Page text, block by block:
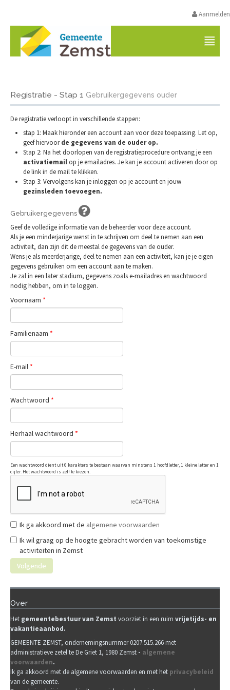
Aanmelden
Registratie - Stap 1 Gebruikergegevens ouder
De registratie verloopt in verschillende stappen:
stap 1: Maak hieronder een account aan voor deze toepassing. Let op,
geef hiervoorde gegevens van de ouder op.
Stap 2: Na het doorlopen van de registratieprocedure ontvang je een
activatiemailop je emailadres. Je kan je account activeren door op
de link in de mail te klikken.
Stap 3: Vervolgens kan je inloggen op je account en jouw
gezinsleden toevoegen.
Gebruikergegevens
Geef de volledige informatie van de beheerder voor deze account.
Als je een minderjarige wenst in te schrijven om deel te nemen aan een
activiteit, dan zijn dit de meestal de gegevens van de ouder.
Wens je als meerderjarige, deel te nemen aan een activiteit, kan je je eigen
gegevens gebruiken om een account aan te maken.
Je zal in een later stadium, gegevens zoals e-mailadres en wachtwoord
nodig hebben, om in te loggen.
Voornaam *
Familienaam *
E-mail *
Wachtwoord *
Herhaal wachtwoord *
Een wachtwoord dient uit 6 karakters te bestaan waarvan minstens 1 hoofdletter, 1 kleine letter en 1
cijfer. Het wachtwoord is zelf te kiezen.
Ik ga akkoord met de algemene voorwaarden
Ik wil graag op de hoogte gebracht worden van toekomstige
activiteiten in Zemst
Volgende
Over
Het gemeentebestuur van Zemst voorziet in een ruim vrijetijds- en
vakantieaanbod.
GEMEENTE ZEMST, ondernemingsnummer 0207.515.266 met
administratieve zetel te De Griet 1, 1980 Zemst - algemene
voorwaarden.
Ik ga akkoord met de algemene voorwaarden en met het privacybeleid
van de gemeente.